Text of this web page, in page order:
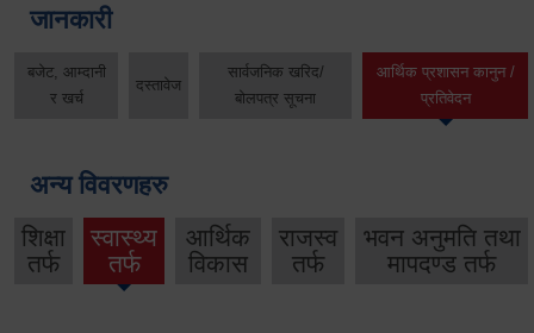
जानकारी
बजेट, आम्दानी
र खर्च
दस्तावेज
सार्वजनिक खरिद/
बोलपत्र सूचना
आर्थिक प्रशासन कानुन /
प्रतिवेदन
अन्य विवरणहरु
शिक्षा
तर्फ
स्वास्थ्य
तर्फ
आर्थिक
विकास
राजस्व
तर्फ
भवन अनुमति तथा
मापदण्ड तर्फ